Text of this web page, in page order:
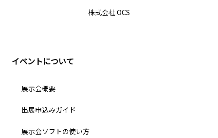
株式会社 OCS
イベントについて
展示会概要
出展申込みガイド
展示会ソフトの使い方